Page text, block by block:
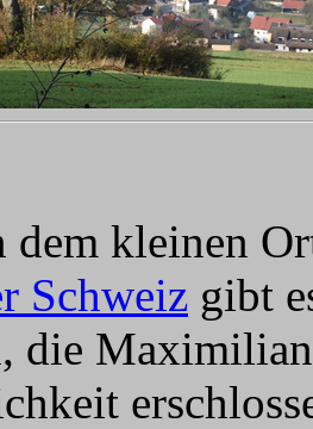
kleinen
Schweiz gibt
die